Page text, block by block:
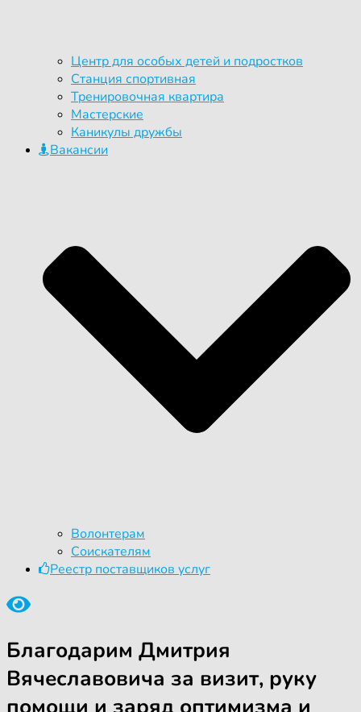
Центр для особых детей и подростков
Станция спортивная
Тренировочная квартира
Мастерские
Каникулы дружбы
Вакансии
Волонтерам
Соискателям
Реестр поставщиков услуг
Благодарим Дмитрия
Вячеславовича за визит, руку